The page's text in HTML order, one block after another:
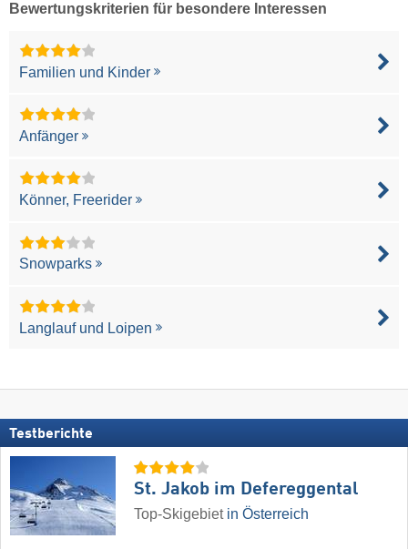
Bewertungskriterien für besondere Interessen
Familien und Kinder
Anfänger
Könner, Freerider
Snowparks
Langlauf und Loipen
Testberichte
St. Jakob im Defereggental
Top-Skigebiet in Österreich